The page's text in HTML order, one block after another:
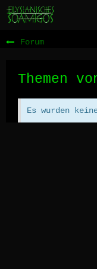
Forum
Themen
Es wurden